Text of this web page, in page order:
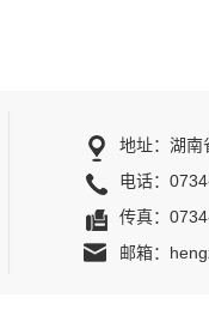
地址：湖南
电话：
传真：
邮箱：